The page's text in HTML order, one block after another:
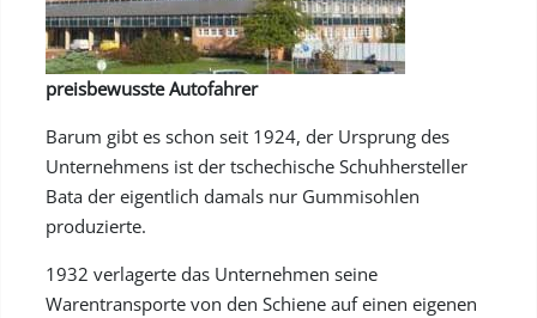
preisbewusste Autofahrer
Barum gibt es schon seit 1924, der Ursprung des
Unternehmens ist der tschechische Schuhhersteller
Bata der eigentlich damals nur Gummisohlen
produzierte.
1932 verlagerte das Unternehmen seine
Warentransporte von den Schiene auf einen eigenen